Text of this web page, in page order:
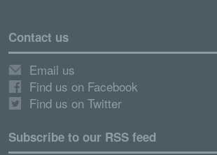
Contact us
Email us
Find us on Facebook
Find us on Twitter
Subscribe to our RSS feed